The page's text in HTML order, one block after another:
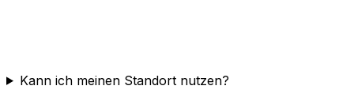
Kann ich meinen Standort nutzen?